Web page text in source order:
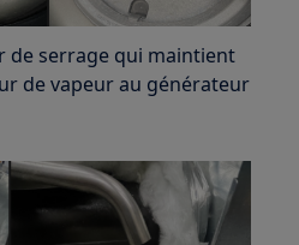
de serrage qui maintient
de vapeur au générateur